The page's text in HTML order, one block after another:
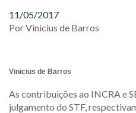
11/05/2017
PorVinícius de Barros
Vinicius de Barros
As contribuições ao INCRA e
julgamento do STF,